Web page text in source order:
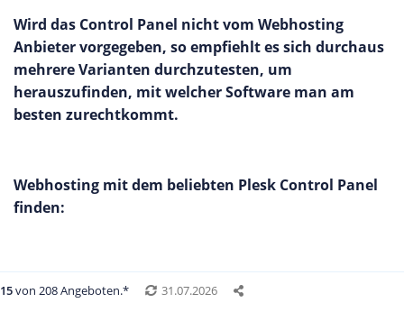
Wird das Control Panel nicht vom Webhosting
Anbieter vorgegeben, so empfiehlt es sich durchaus
mehrere Varianten durchzutesten, um
herauszufinden, mit welcher Software man am
besten zurechtkommt.
Webhosting mit dem beliebten Plesk Control Panel
finden:
15von 208 Angeboten.* 31.07.2026